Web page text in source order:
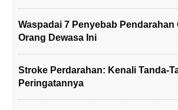
Waspadai 7 Penyebab Pendarahan
Orang Dewasa Ini
Stroke Perdarahan: Kenali Tanda-
Peringatannya